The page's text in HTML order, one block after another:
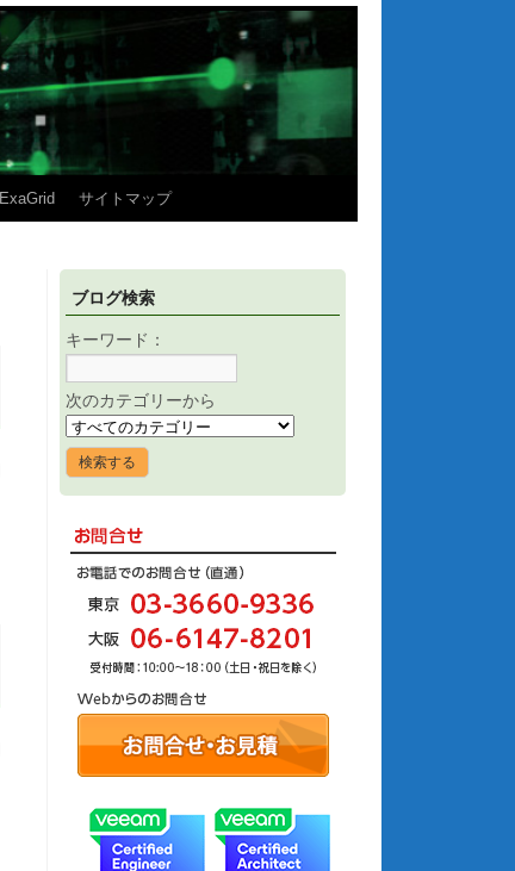
ExaGrid サイトマップ
ブログ検索
キーワード：
次のカテゴリーから